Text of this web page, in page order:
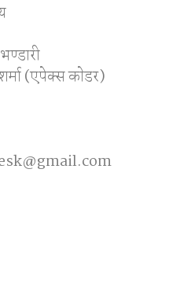
(एपेक्स काेडर)